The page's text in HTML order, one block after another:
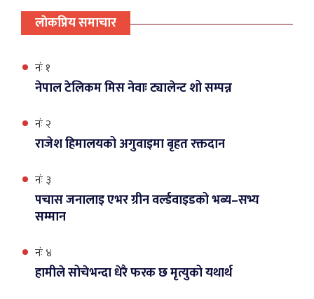
लाेकप्रिय समाचार
नंः १
नेपाल टेलिकम मिस नेवाः ट्यालेन्ट शो सम्पन्न
नंः २
राजेश हिमालयको अगुवाइमा बृहत रक्तदान
नंः ३
पचास जनालाइ एभर ग्रीन वर्ल्डवाइडको भब्य–सभ्य
सम्मान
नंः ४
हामीले सोचेभन्दा धेरै फरक छ मृत्युको यथार्थ